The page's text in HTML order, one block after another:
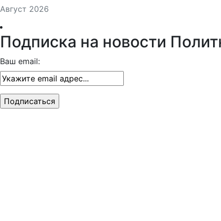
Август 2026
Подписка на новости
Ваш email: